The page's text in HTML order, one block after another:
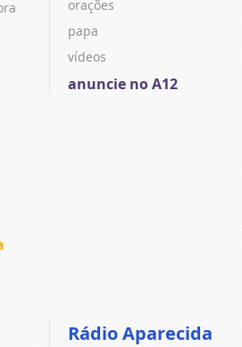
orações
papa
vídeos
anuncie no A12
Rádio Aparecida